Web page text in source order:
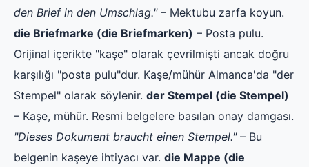
den Brief in den Umschlag."– Mektubu zarfa koyun.
die Briefmarke (die Briefmarken) – Posta pulu.
Orijinal içerikte "kaşe" olarak çevrilmişti ancak doğru
karşılığı "posta pulu"dur. Kaşe/mühür Almanca'da "der
Stempel" olarak söylenir. der Stempel (die Stempel)
– Kaşe, mühür. Resmi belgelere basılan onay damgası.
"Dieses Dokument braucht einen Stempel."– Bu
belgenin kaşeye ihtiyacı var. die Mappe (die